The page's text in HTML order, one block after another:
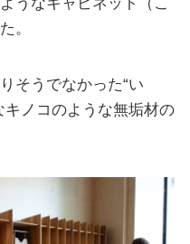
。
そうでなかった“い
ノコのような無垢材の